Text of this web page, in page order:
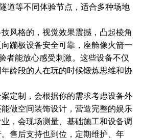
道等不同体验节点，适合多种场地
风格的，视觉效果震撼，凸起棱角
蹦极设备安全可靠，座舱像火箭一
者能放心感受刺激。这些设备不仅
龄段的人在玩的时候锻炼思维和协
定制，会根据你的需求考虑设备外
做空间装饰设计，营造完整的娱乐
，会现场测量、基础施工和设备调
售后支持也到位，定期维护、年